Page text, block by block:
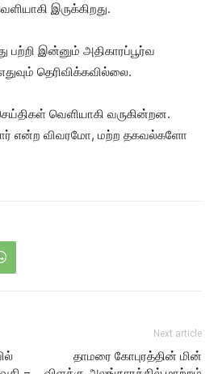
இருக்கிறது.
இன்னும் அதிகாரப்பூர்வ
தெரிவிக்கவில்லை.
செய்திகள் வெளியாகி வருகின்றன.
என்ற விவரமோ, மற்ற தகவல்களோ
Next article
தாமரை கோபுரத்தின் மின்